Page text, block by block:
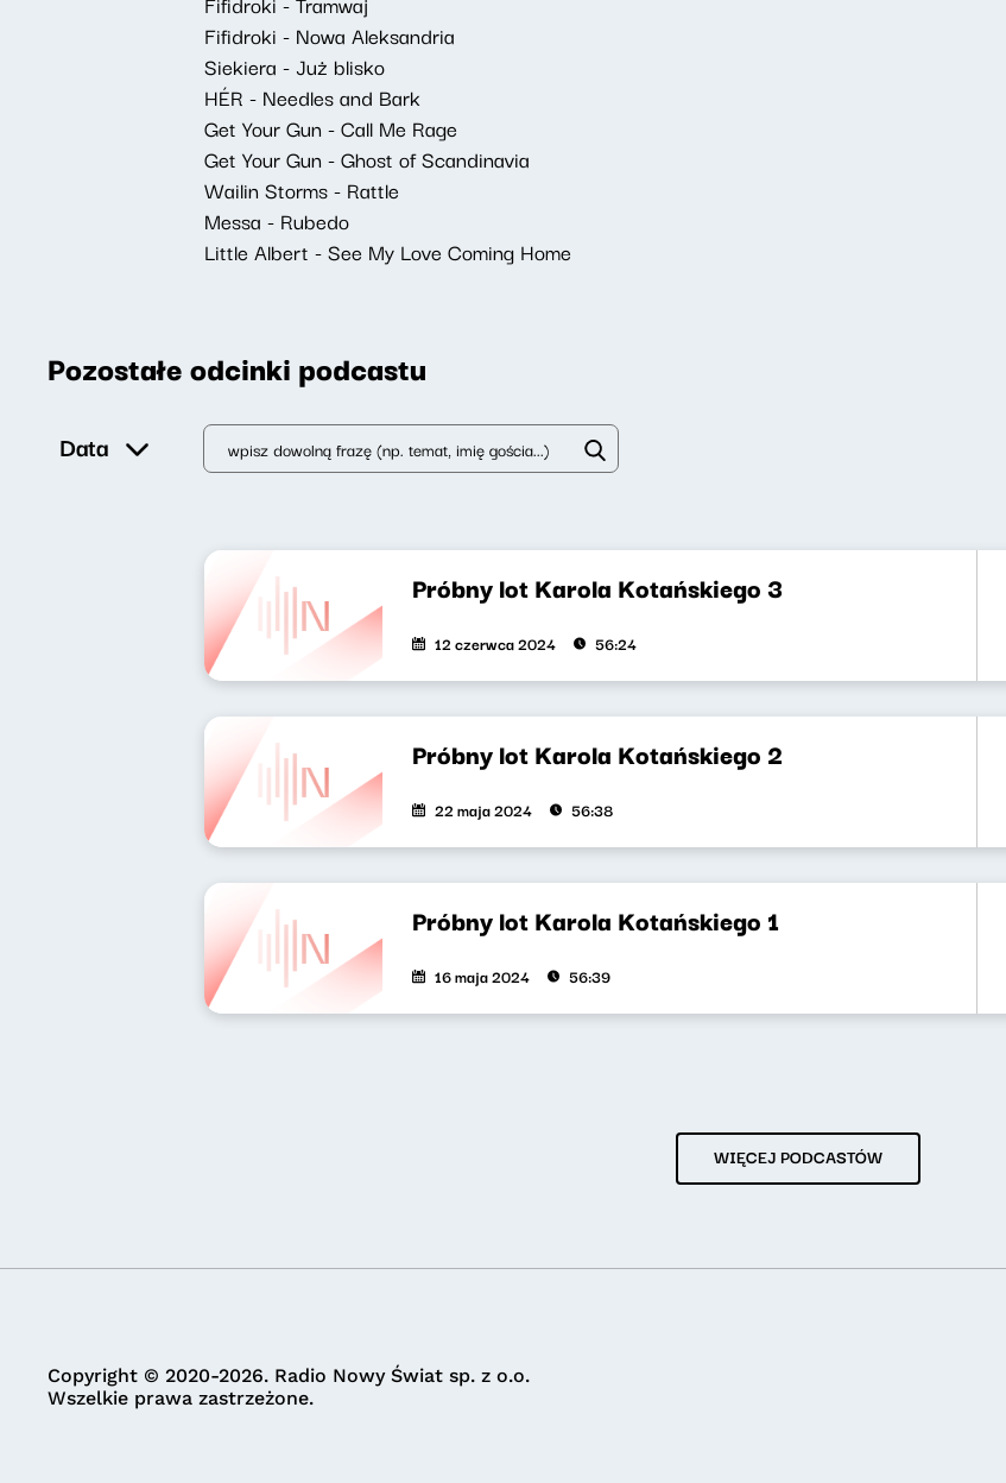
Fifidroki - Nowa Aleksandria
Siekiera - Już blisko
HÉR - Needles and Bark
Get Your Gun - Call Me Rage
Get Your Gun - Ghost of Scandinavia
Wailin Storms - Rattle
Messa - Rubedo
Little Albert - See My Love Coming Home
Pozostałe odcinki podcastu
Data
Próbny lot Karola Kotańskiego 3
12 czerwca 2024 56:24
Próbny lot Karola Kotańskiego 2
22 maja 2024 56:38
Próbny lot Karola Kotańskiego 1
16 maja 2024 56:39
WIĘCEJ PODCASTÓW
Copyright © 2020-2026. Radio Nowy Świat sp. z o.o.
Wszelkie prawa zastrzeżone.